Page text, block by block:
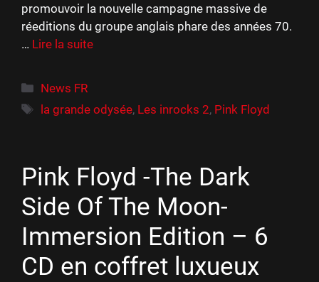
promouvoir la nouvelle campagne massive de
réeditions du groupe anglais phare des années 70.
… Lire la suite
Catégories
News FR
Étiquettes
la grande odysée, Les inrocks 2, Pink Floyd
Pink Floyd -The Dark
Side Of The Moon-
Immersion Edition – 6
CD en coffret luxueux